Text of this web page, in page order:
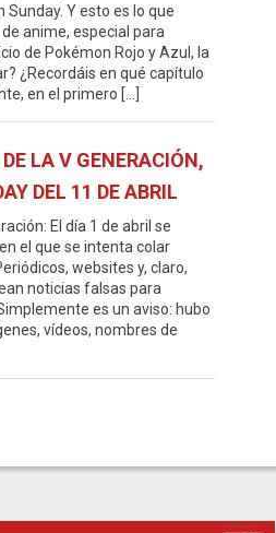
Y esto es lo que
anime, especial para
de Pokémon Rojo y Azul, la
¿Recordáis en qué capítulo
en el primero […]
LA V GENERACIÓN,
DEL 11 DE ABRIL
El día 1 de abril se
el que se intenta colar
websites y, claro,
noticias falsas para
es un aviso: hubo
vídeos, nombres de